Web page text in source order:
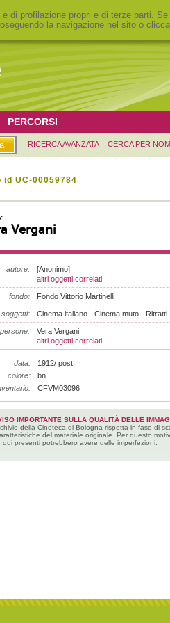
di profilazione propri e di terze parti.
la navigazione nel sito o
PERCORSI
RICERCA AVANZATA CERCA PER
id UC-00059784
Vergani
autore:
[Anonimo]
altri oggetti correlati
fondo: Fondo Vittorio Martinelli
soggetti: Cinema italiano - Cinema muto - Ritratti
persone:
Vera Vergani
altri oggetti correlati
data:
1912/ post
colore:
bn
CFVM03096
IMPORTANTE SULLA QUALITÀ DELLE
della Cineteca di Bologna rispetta in fase di
del materiale originale. Per questo
qui presenti potrebbero avere delle imperfezioni.